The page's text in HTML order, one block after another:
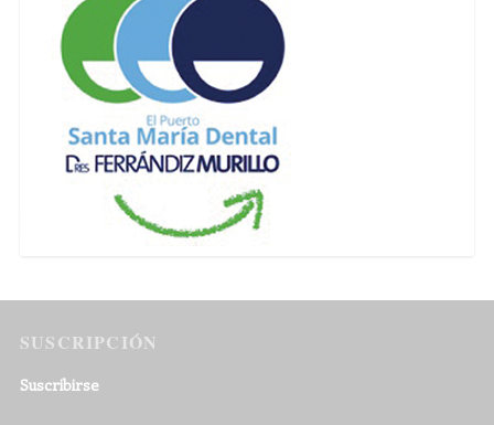
SUSCRIPCIÓN
Suscribirse